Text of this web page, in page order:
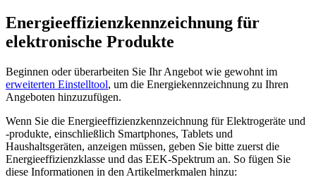
Energieeffizienzkennzeichnung für
elektronische Produkte
Beginnen oder überarbeiten Sie Ihr Angebot wie gewohnt im
erweiterten Einstelltool, um die Energiekennzeichnung zu Ihren
Angeboten hinzuzufügen.
Wenn Sie die Energieeffizienzkennzeichnung für Elektrogeräte und
-produkte, einschließlich Smartphones, Tablets und
Haushaltsgeräten, anzeigen müssen, geben Sie bitte zuerst die
Energieeffizienzklasse und das EEK-Spektrum an. So fügen Sie
diese Informationen in den Artikelmerkmalen hinzu: